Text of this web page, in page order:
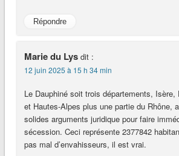
Répondre
Marie du Lys dit :
12 juin 2025 à 15 h 34 min
Le Dauphiné soit trois départements, Isère,
et Hautes-Alpes plus une partie du Rhône,
solides arguments juridique pour faire
sécession. Ceci représente 2377842
pas mal d’envahisseurs, il est vrai.